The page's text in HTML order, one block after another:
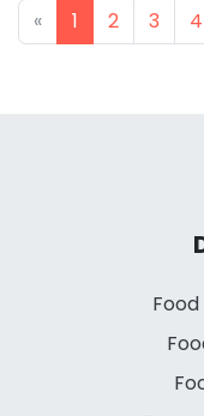
«Previous
1 2 3 4